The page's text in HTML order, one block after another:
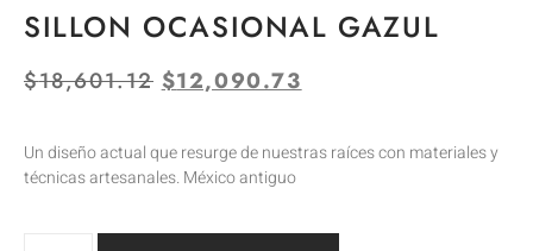
SILLON OCASIONAL GAZUL
$18,601.12 $12,090.73
Un diseño actual que resurge de nuestras raíces con materiales y
técnicas artesanales. México antiguo